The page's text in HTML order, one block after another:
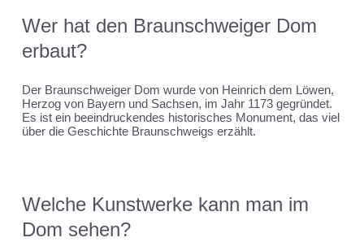
Wer hat den Braunschweiger Dom
erbaut?
Der Braunschweiger Dom wurde von Heinrich dem Löwen,
Herzog von Bayern und Sachsen, im Jahr 1173 gegründet.
Es ist ein beeindruckendes historisches Monument, das viel
über die Geschichte Braunschweigs erzählt.
Welche Kunstwerke kann man im
Dom sehen?